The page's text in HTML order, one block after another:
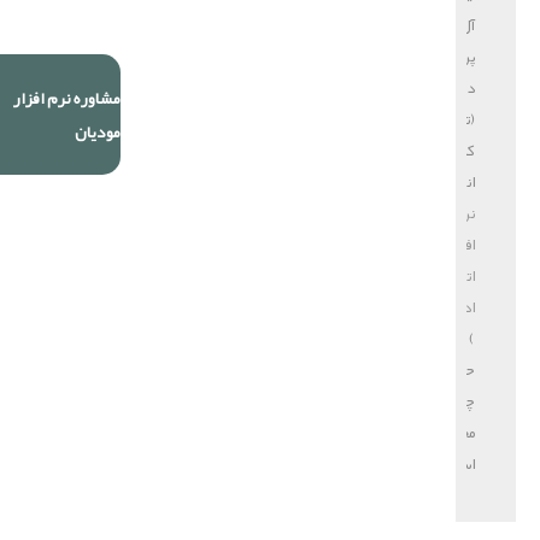
مشاوره نرم افزار
مودیان
آل
پردازش
دایا
(تولید
کننده
انواع
نرم
افزار
اتوماسیون
اداری
)
حق
چاپ
محفوظ
است